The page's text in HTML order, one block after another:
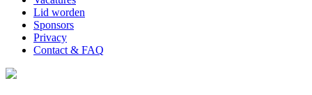
Lid worden
Sponsors
Privacy
Contact & FAQ